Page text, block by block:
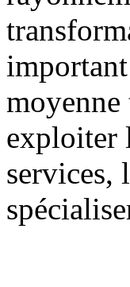
exploiter
services,